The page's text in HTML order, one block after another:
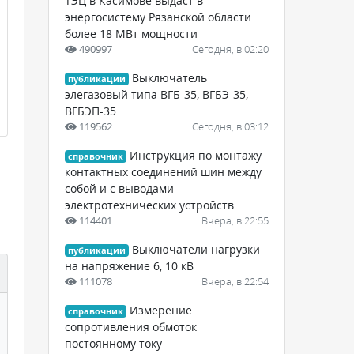
энергосистему Рязанской области
более 18 МВт мощности
490997 Сегодня, в 02:20
публикации
Выключатель
элегазовый типа ВГБ-35, ВГБЭ-35,
ВГБЭП-35
119562 Сегодня, в 03:12
справочник
Инструкция по монтажу
контактных соединений шин между
собой и с выводами
электротехнических устройств
114401 Вчера, в 22:55
публикации
Выключатели нагрузки
на напряжение 6, 10 кВ
111078 Вчера, в 22:54
справочник
Измерение
сопротивления обмоток
постоянному току